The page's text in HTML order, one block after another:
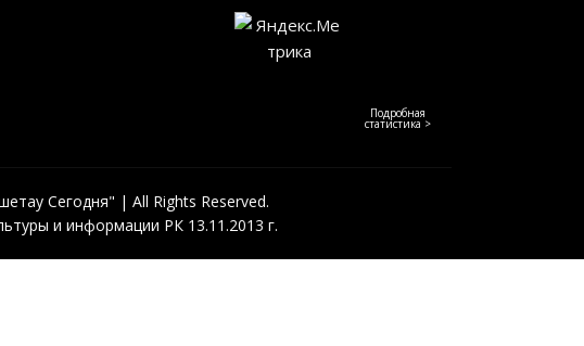
Подробная
статистика >
Сегодня" | All Rights Reserved.
и информации РК 13.11.2013 г.